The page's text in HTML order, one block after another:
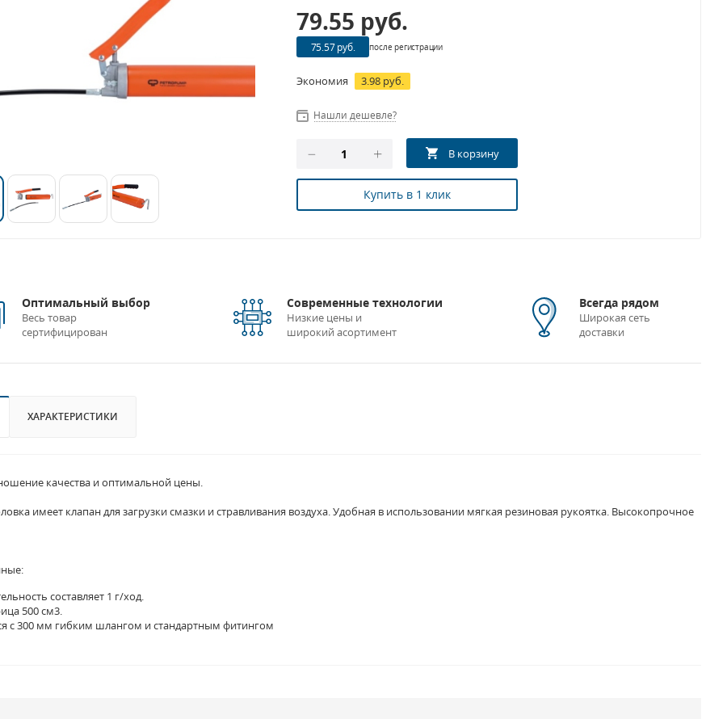
79.55 руб.
75.57 руб. после регистрации
Экономия 3.98 руб.
Нашли дешевле?
Купить в 1 клик
Оптимальный выбор
Весь товар
сертифицирован
Современные технологии
Низкие цены и
широкий асортимент
Всегда рядом
Широкая сеть
доставки
ХАРАКТЕРИСТИКИ
качества и оптимальной цены.
имеет клапан для загрузки смазки и стравливания воздуха. Удобная в использовании мягкая резиновая рукоятка. Высокопрочное
составляет 1 г/ход.
500 см3.
с 300 мм гибким шлангом и стандартным фитингом